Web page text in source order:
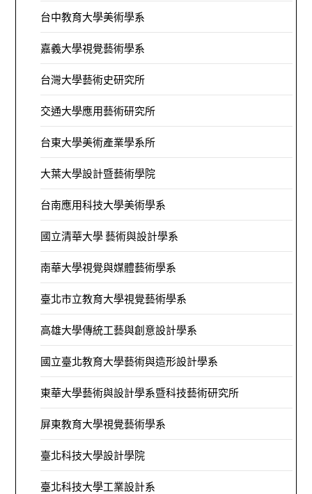
台中教育大學美術學系
嘉義大學視覺藝術學系
台灣大學藝術史研究所
交通大學應用藝術研究所
台東大學美術產業學系所
大葉大學設計暨藝術學院
台南應用科技大學美術學系
國立清華大學 藝術與設計學系
南華大學視覺與媒體藝術學系
臺北市立教育大學視覺藝術學系
高雄大學傳統工藝與創意設計學系
國立臺北教育大學藝術與造形設計學系
東華大學藝術與設計學系暨科技藝術研究所
屏東教育大學視覺藝術學系
臺北科技大學設計學院
臺北科技大學工業設計系